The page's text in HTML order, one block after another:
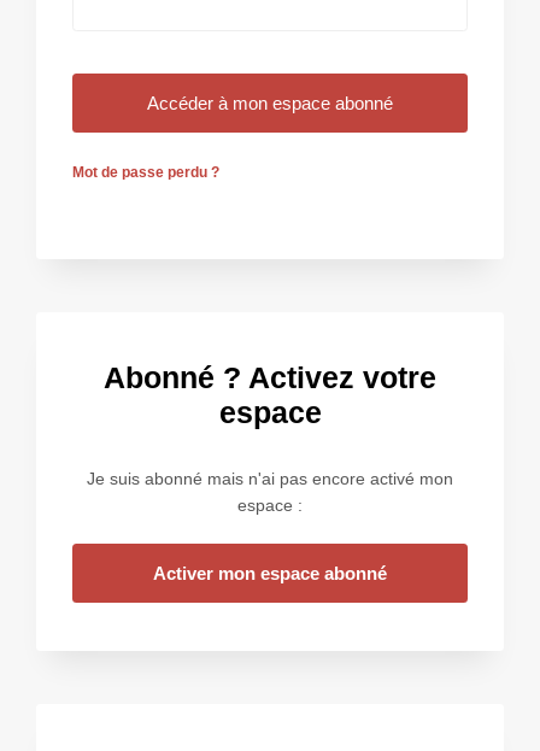
Mot de passe perdu ?
Abonné ? Activez votre
espace
Je suis abonné mais n'ai pas encore activé mon
espace :
Activer mon espace abonné